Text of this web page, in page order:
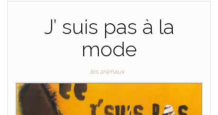
J’ suis pas à la
mode
les animaux